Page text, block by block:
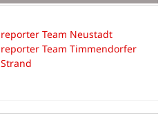
reporter Team Neustadt
reporter Team Timmendorfer
Strand